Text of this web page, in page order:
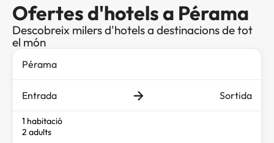
Ofertes d'hotels a Pérama
Descobreix milers d'hotels a destinacions de tot
el món
Entrada Sortida
1 habitació
2 adults